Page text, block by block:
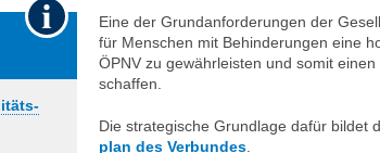
Eine der Grundanforderungen der
für Menschen mit Behinderungen eine
ÖPNV zu gewährleisten und somit einen
schaffen.
Die strategische Grundlage dafür bildet
plan des Verbundes